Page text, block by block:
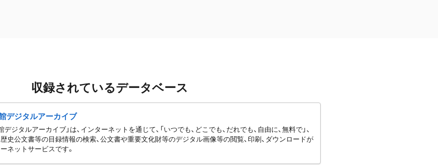
収録されているデータベース
デジタルアーカイブ
デジタルアーカイブ」は、インターネットを通じて、「いつでも、どこでも、だれでも、自由に、無料で」、
史公文書等の目録情報の検索、公文書や重要文化財等のデジタル画像等の閲覧、印刷、ダウンロードが
ネットサービスです。